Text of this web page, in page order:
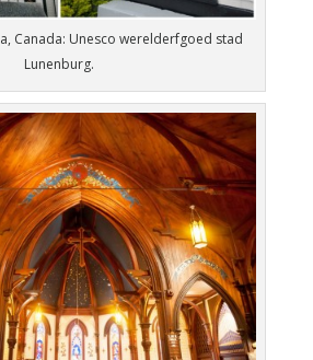
Canada: Unesco werelderfgoed stad
Lunenburg.